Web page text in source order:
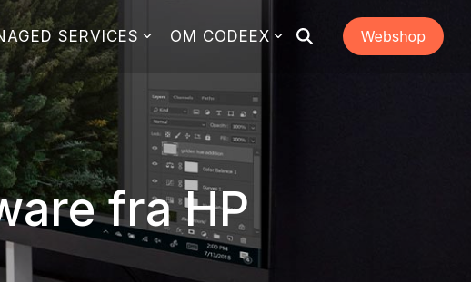
SERVICES OM CODEEX
fra HP